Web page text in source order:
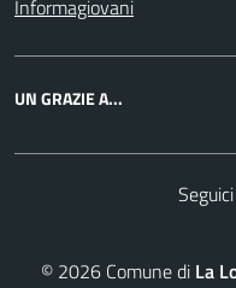
Informagiovani
UN GRAZIE A...
© 2026Comune di La